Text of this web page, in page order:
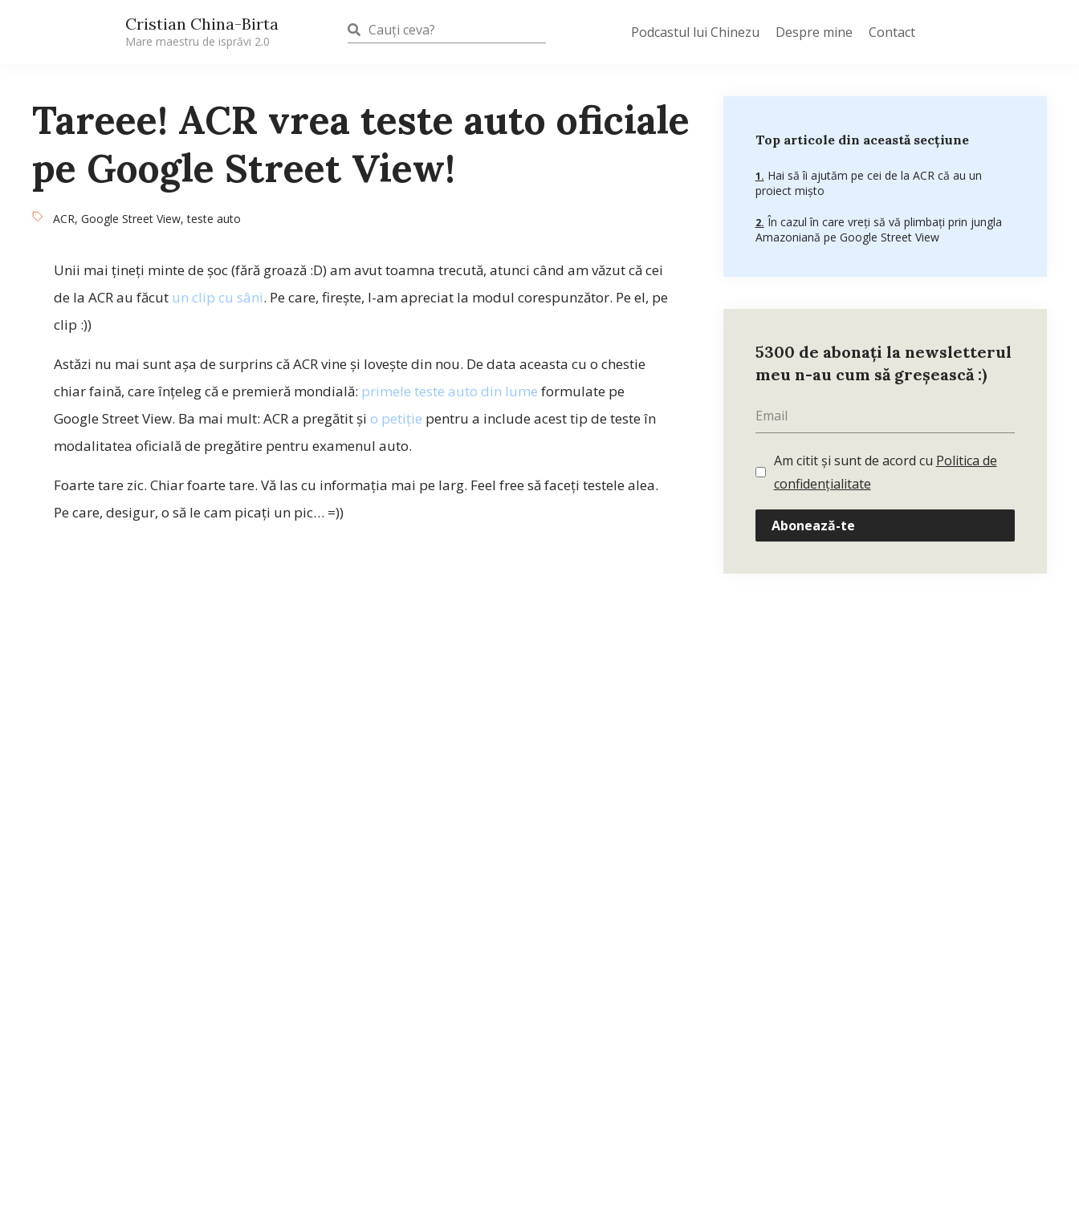
Cristian China-Birta
Mare maestru de isprăvi 2.0
Podcastul lui Chinezu Despre mine Contact
Tareee! ACR vrea teste auto oficiale
pe Google Street View!
ACR, Google Street View,teste auto
Unii mai țineți minte de șoc (fără groază :D) am avut toamna trecută, atunci când am văzut că cei
de la ACR au făcut un clip cu sâni. Pe care, firește, l-am apreciat la modul corespunzător. Pe el, pe
clip :))
Astăzi nu mai sunt așa de surprins că ACR vine și lovește din nou. De data aceasta cu o chestie
chiar faină, care înțeleg că e premieră mondială: primele teste auto din lume formulate pe
Google Street View. Ba mai mult: ACR a pregătit și o petiție pentru a include acest tip de teste în
modalitatea oficială de pregătire pentru examenul auto.
Foarte tare zic. Chiar foarte tare. Vă las cu informația mai pe larg. Feel free să faceți testele alea.
Pe care, desigur, o să le cam picați un pic… =))
Top articole din această secțiune
Hai să îi ajutăm pe cei de la ACR că au un
proiect mișto
În cazul în care vreți să vă plimbați prin jungla
Amazoniană pe Google Street View
5300 de abonați la newsletterul
meu n-au cum să greșească :)
Am citit și sunt de acord cu Politica de
confidențialitate
Abonează-te